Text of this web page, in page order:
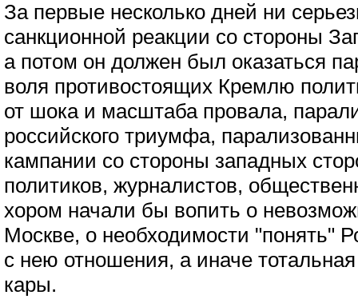
За первые несколько дней ни
санкционной реакции со стороны
а потом он должен был оказаться
воля противостоящих Кремлю
от шока и масштаба провала,
российского триумфа,
кампании со стороны западных
политиков, журналистов,
хором начали бы вопить о
Москве, о необходимости "понять"
с нею отношения, а иначе
кары.